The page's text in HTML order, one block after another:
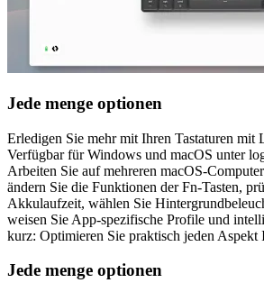
Jede menge optionen
Erledigen Sie mehr mit Ihren Tastaturen mit
Verfügbar für Windows und macOS unter
Arbeiten Sie auf mehreren macOS-
ändern Sie die Funktionen der Fn-Tasten,
Akkulaufzeit, wählen Sie
weisen Sie App-spezifische Profile und
kurz: Optimieren Sie praktisch jeden Aspekt
Jede menge optionen